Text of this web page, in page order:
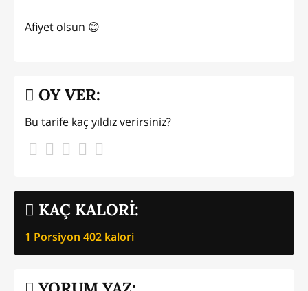
Afiyet olsun 😊
KAÇ KALORİ:
1 Porsiyon 402 kalori
OY VER:
Bu tarife kaç yıldız verirsiniz?